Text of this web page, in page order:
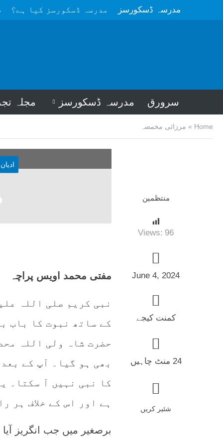
مدرسہ ڈسکورسز مدرسہ ڈسکورسز کیا ہے؟
سرورق مدرسہ ڈسکورسز مجلہ
Home
» مرزائی مخمصہ
منتظمین
Views: 96
June 4, 2024
کمنت کیجے
24 منٹ چاہیں
شئیر کریں
مفتی محمد اویس پراچہ
نبی کریم صلی اللہ
کے ساتھ نبوت کا باب
حضرت شاہ ولی اللہ
بھی ہو گیا۔ آپ کے
کا نبی نہیں آ سکتا۔
ہے اور اس کے خلاف ہر
برصغیر میں جب انگریز